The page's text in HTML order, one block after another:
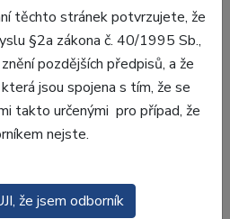
těchto stránek potvrzujete, že
§2a zákona č. 40/1995 Sb.,
pozdějších předpisů, a že
jsou spojena s tím, že se
takto určenými pro případ, že
nejste.
že jsem odborník